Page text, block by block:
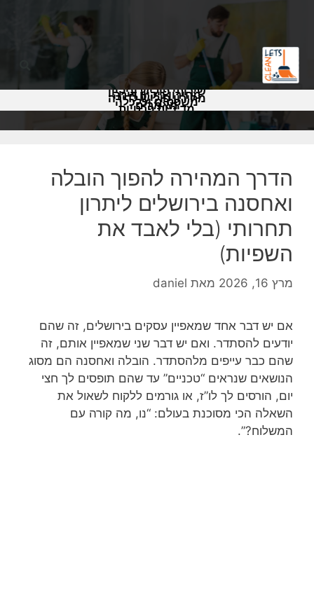
שירותי פוליש וניקיון
מחירון ניקיון דירה
מחירון פוליש לדירה
משפטים וכלכלה
מאמרים
מדיניות פרטיות
הדרך המהירה להפוך הובלה
ואחסנה בירושלים ליתרון
תחרותי (בלי לאבד את
השפיות)
מרץ 16, 2026 מאת daniel
אם יש דבר אחד שמאפיין עסקים בירושלים, זה שהם
יודעים להסתדר. ואם יש דבר שני שמאפיין אותם, זה
שהם כבר עייפים מלהסתדר. הובלה ואחסנה הם מסוג
הנושאים שנראים “טכניים” עד שהם תופסים לך חצי
יום, הורסים לך לו”ז, או גורמים ללקוח לשאול את
השאלה הכי מסוכנת בעולם: “נו, מה קורה עם
המשלוח?”.